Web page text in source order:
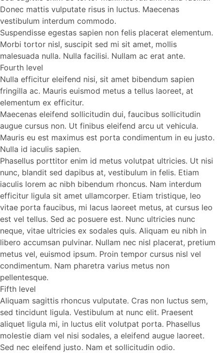
Donec mattis vulputate risus in luctus. Maecenas
vestibulum interdum commodo.
Suspendisse egestas sapien non felis placerat elementum.
Morbi tortor nisl, suscipit sed mi sit amet, mollis
malesuada nulla. Nulla facilisi. Nullam ac erat ante.
Fourth level
Nulla efficitur eleifend nisi, sit amet bibendum sapien
fringilla ac. Mauris euismod metus a tellus laoreet, at
elementum ex efficitur.
Maecenas eleifend sollicitudin dui, faucibus sollicitudin
augue cursus non. Ut finibus eleifend arcu ut vehicula.
Mauris eu est maximus est porta condimentum in eu justo.
Nulla id iaculis sapien.
Phasellus porttitor enim id metus volutpat ultricies. Ut nisi
nunc, blandit sed dapibus at, vestibulum in felis. Etiam
iaculis lorem ac nibh bibendum rhoncus. Nam interdum
efficitur ligula sit amet ullamcorper. Etiam tristique, leo
vitae porta faucibus, mi lacus laoreet metus, at cursus leo
est vel tellus. Sed ac posuere est. Nunc ultricies nunc
neque, vitae ultricies ex sodales quis. Aliquam eu nibh in
libero accumsan pulvinar. Nullam nec nisl placerat, pretium
metus vel, euismod ipsum. Proin tempor cursus nisl vel
condimentum. Nam pharetra varius metus non
pellentesque.
Fifth level
Aliquam sagittis rhoncus vulputate. Cras non luctus sem,
sed tincidunt ligula. Vestibulum at nunc elit. Praesent
aliquet ligula mi, in luctus elit volutpat porta. Phasellus
molestie diam vel nisi sodales, a eleifend augue laoreet.
Sed nec eleifend justo. Nam et sollicitudin odio.